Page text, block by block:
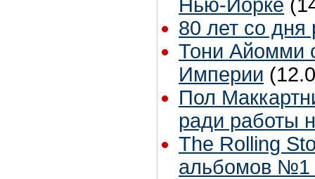
Нью-Йорке
80 лет со
Тони Айомми
Империи
Пол
ради работы
The Rolling
альбомов №1